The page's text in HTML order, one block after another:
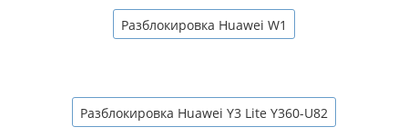
Разблокировка Huawei W1
Разблокировка Huawei Y3 Lite Y360-U82